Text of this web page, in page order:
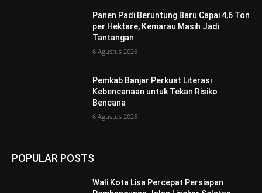
Panen Padi Beruntung Baru Capai 4,6 Ton
per Hektare, Kemarau Masih Jadi
Tantangan
6 Agustus 2026
Pemkab Banjar Perkuat Literasi
Kebencanaan untuk Tekan Risiko
Bencana
6 Agustus 2026
POPULAR POSTS
Wali Kota Lisa Percepat Persiapan